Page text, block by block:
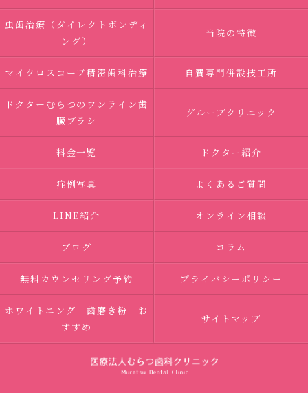
虫歯治療（ダイレクトボンディ
ング）
当院の特徴
マイクロスコープ精密歯科治療 自費専門併設技工所
ドクターむらつのワンライン歯
臓ブラシ
グループクリニック
料金一覧 ドクター紹介
症例写真 よくあるご質問
LINE紹介 オンライン相談
ブログ コラム
無料カウンセリング予約 プライバシーポリシー
ホワイトニング 歯磨き粉 お
すすめ
サイトマップ